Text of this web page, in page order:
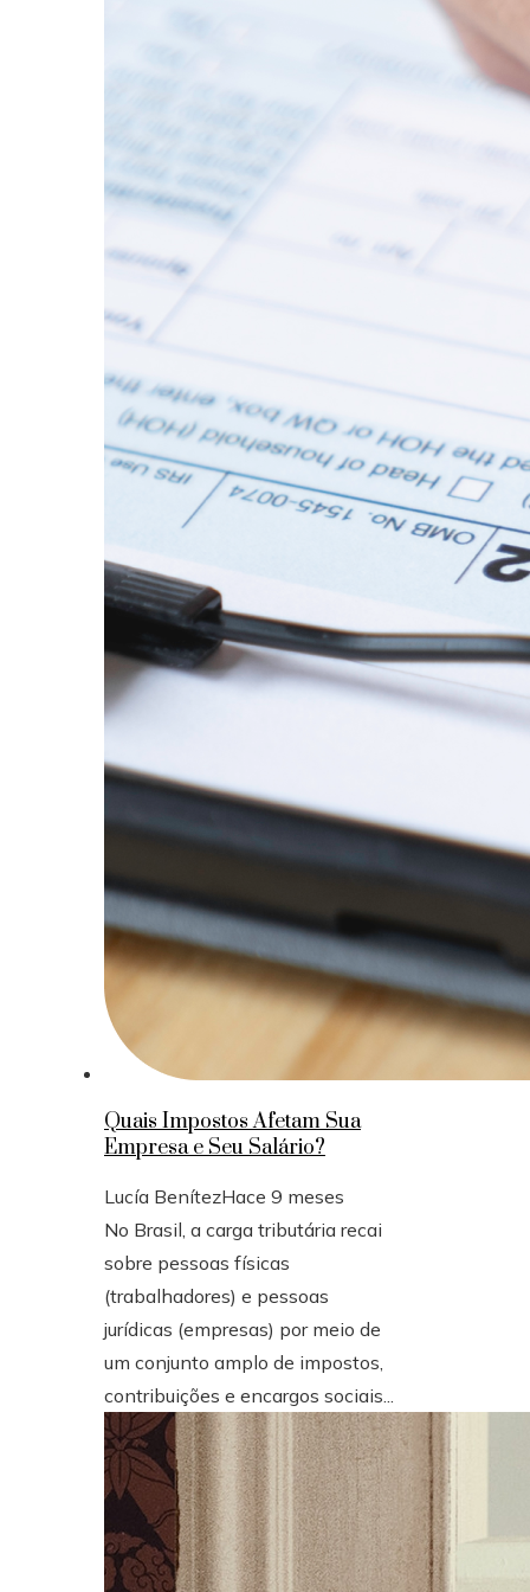
Quais Impostos Afetam Sua
Empresa e Seu Salário?
Lucía BenítezHace 9 meses
No Brasil, a carga tributária recai
sobre pessoas físicas
(trabalhadores) e pessoas
jurídicas (empresas) por meio de
um conjunto amplo de impostos,
contribuições e encargos sociais...